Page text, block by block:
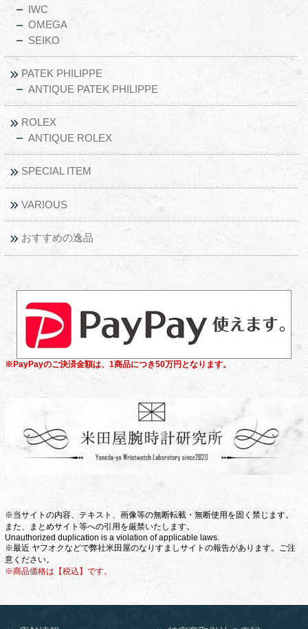
IWC
OMEGA
SEIKO
PATEK PHILIPPE
ANTIQUE PATEK PHILIPPE
ROLEX
ANTIQUE ROLEX
SPECIAL ITEM
VARIOUS
おすすめの逸品
※PayPayのご決済金額は、1商品につき50万円となります。
※当サイトの内容、テキスト、画像等の無断転載・無断使用を固く禁じます。
また、まとめサイト等への引用を厳禁いたします。
Unauthorized duplication is a violation of applicable laws.
※最近 ヤフオクなどで弊社米田屋のなりすましサイトの報告があります。ご注
意ください。
※商品価格は【税込】です。